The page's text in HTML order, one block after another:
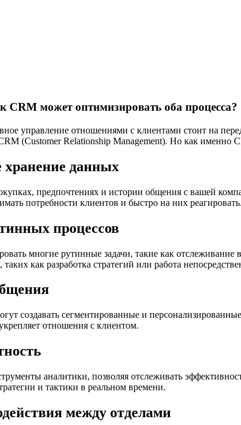
может оптимизировать оба процесса?
управление отношениями с клиентами стоит на
(Customer Relationship Management). Но как именно
хранение данных
предпочтениях и истории общения с вашей
потребности клиентов и быстро на них реагировать.
процессов
многие рутинные задачи, такие как
как разработка стратегий или работа
создавать сегментированные и
отношения с клиентом.
аналитики, позволяя отслеживать
и тактики в реальном времени.
между отделами